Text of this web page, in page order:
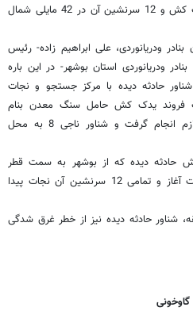
عملیات امداد و نجات یک فروند یدک کش و 12 سرنشین آن در 42 مایلی شمال
ودریانوردی، علی ابراهیم زاده- رئیس
ودریانوردی استان بوشهر- در این باره
حادثه دیده با مرکز جستجو و نجات
فروند یدک کش حامل سنگ معدن بنام
ALGHARIAH، بلافاصله هماهنگی لازم انجام گرفت و شناور ناجی 8 به محل
ناجی 8 به یدک کش حادثه دیده که از بوشهر به سمت قطر
حرکت می کرد، عملیات امداد و نجات آغاز و تمامی 12 سرنشین آن نجات پیدا
شناور حادثه دیده نیز از خطر غرق شدگی